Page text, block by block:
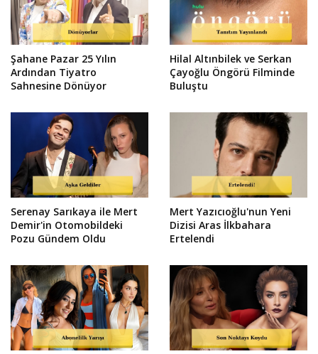
Şahane Pazar 25 Yılın
Ardından Tiyatro
Sahnesine Dönüyor
Hilal Altınbilek ve Serkan
Çayoğlu Öngörü Filminde
Buluştu
Serenay Sarıkaya ile Mert
Demir'in Otomobildeki
Pozu Gündem Oldu
Mert Yazıcıoğlu'nun Yeni
Dizisi Aras İlkbahara
Ertelendi